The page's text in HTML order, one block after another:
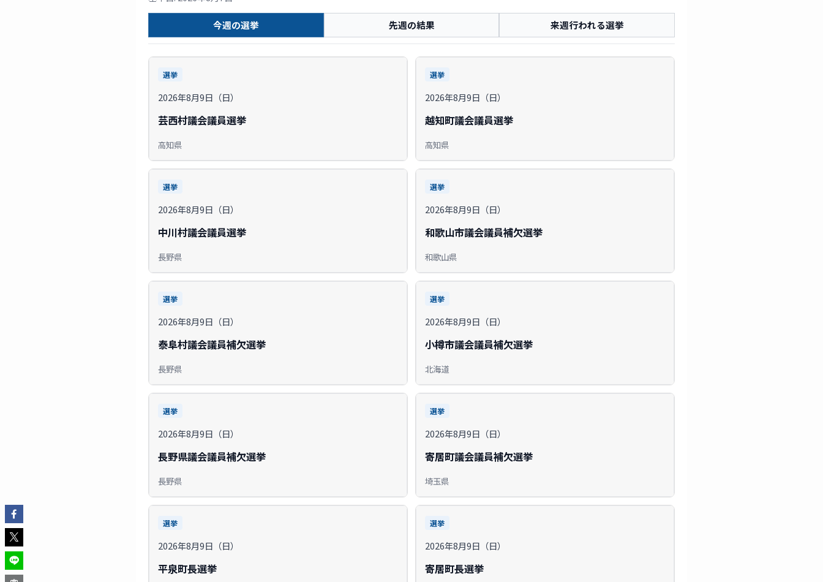
今週の選挙 先週の結果 来週行われる選挙
選挙
2026年8月9日（日）
芸西村議会議員選挙
高知県
選挙
2026年8月9日（日）
越知町議会議員選挙
高知県
選挙
2026年8月9日（日）
中川村議会議員選挙
長野県
選挙
2026年8月9日（日）
和歌山市議会議員補欠選挙
和歌山県
選挙
2026年8月9日（日）
泰阜村議会議員補欠選挙
長野県
選挙
2026年8月9日（日）
小樽市議会議員補欠選挙
北海道
選挙
2026年8月9日（日）
長野県議会議員補欠選挙
長野県
選挙
2026年8月9日（日）
寄居町議会議員補欠選挙
埼玉県
選挙
2026年8月9日（日）
平泉町長選挙
選挙
2026年8月9日（日）
寄居町長選挙